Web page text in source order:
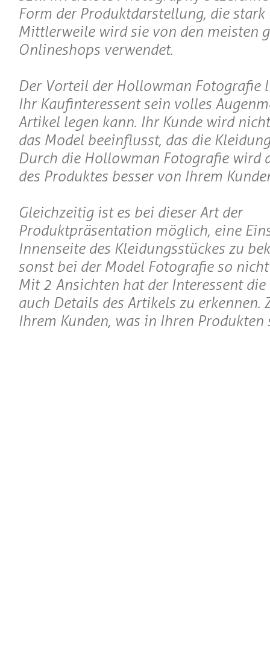
Form der Produktdarstellung, die stark
Mittlerweile wird sie von den meisten
Onlineshops verwendet.
Der Vorteil der Hollowman Fotografie
Ihr Kaufinteressent sein volles
Artikel legen kann. Ihr Kunde wird
das Model beeinflusst, das die
Durch die Hollowman Fotografie wird
des Produktes besser von Ihrem
Gleichzeitig ist es bei dieser Art der
Produktpräsentation möglich, eine
Innenseite des Kleidungsstückes zu
sonst bei der Model Fotografie so
Mit 2 Ansichten hat der Interessent
auch Details des Artikels zu erkennen.
Ihrem Kunden, was in Ihren Produkten